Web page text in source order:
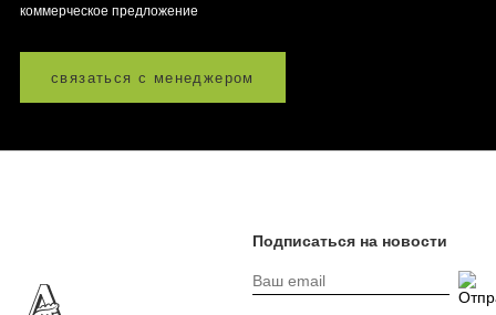
коммерческое предложение
связаться с менеджером
Подписаться на новости